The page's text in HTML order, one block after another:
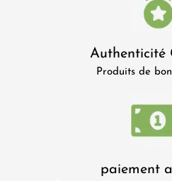
Authenticité
Produits de
paiement